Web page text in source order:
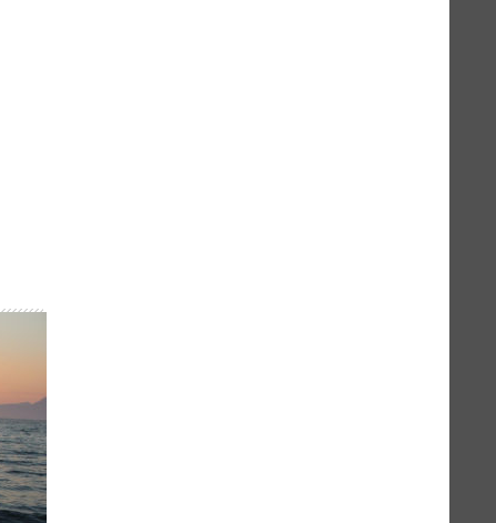
skútru!